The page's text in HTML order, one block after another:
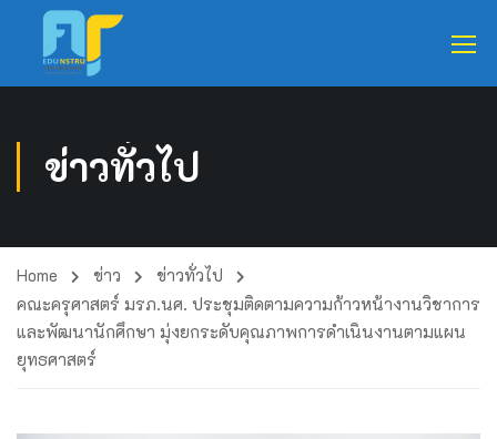
ข่าวทั่วไป
Home ข่าว
ข่าวทั่วไป
คณะครุศาสตร์ มรภ.นศ. ประชุมติดตามความก้าวหน้างานวิชาการ
และพัฒนานักศึกษา มุ่งยกระดับคุณภาพการดำเนินงานตามแผน
ยุทธศาสตร์